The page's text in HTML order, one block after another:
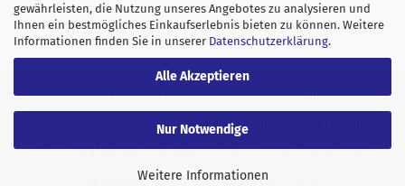
gewährleisten, die Nutzung unseres Angebotes zu analysieren und
Ihnen ein bestmögliches Einkaufserlebnis bieten zu können. Weitere
Informationen finden Sie in unserer Datenschutzerklärung.
Alle Akzeptieren
Nur Notwendige
Weitere Informationen
Widerrufsrecht & Muster-Widerrufsformular
Versand- & Zahlungsbedingungen
Kontakt
AGB
Privatsphäre und Datenschutz
Cookie Einstellungen
Webshop erstellenmit Gambio.de © 2026